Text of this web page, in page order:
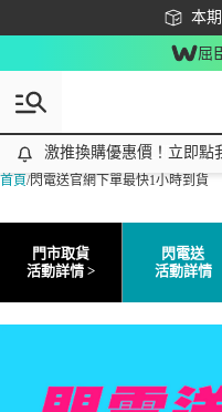
本
下
屈
激推換購優惠價！立即點我看
激推換購優惠價！立即點
首頁/閃電送官網下單最快1小時到貨
門市取貨
活動詳情 >
閃電送
活動詳情